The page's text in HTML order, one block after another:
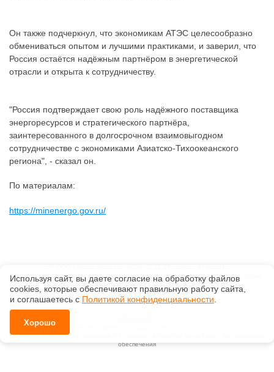
Он также подчеркнул, что экономикам АТЭС целесообразно
обмениваться опытом и лучшими практиками, и заверил, что
Россия остаётся надёжным партнёром в энергетической
отрасли и открыта к сотрудничеству.
"Россия подтверждает свою роль надёжного поставщика
энергоресурсов и стратегического партнёра,
заинтересованного в долгосрочном взаимовыгодном
сотрудничестве с экономиками Азиатско-Тихоокеанского
региона", - сказал он.
По материалам:
https://minenergo.gov.ru/
ОКВЭД: 63.11.1, Коды видов деятельности в области информационных технологий:
Ценовая политика
Технологии
Исключительные авторские и смежные права принадлежат АО «Кодекс».
Положение по обработке и защите персональных данных
Справка о регистрации продуктов АО «Кодекс» в Реестре российского программного
обеспечения
Используя сайт, вы даете согласие на обработку файлов
сооkiеs, которые обеспечивают правильную работу сайта,
и соглашаетесь с Политикой конфиденциальности
Хорошо